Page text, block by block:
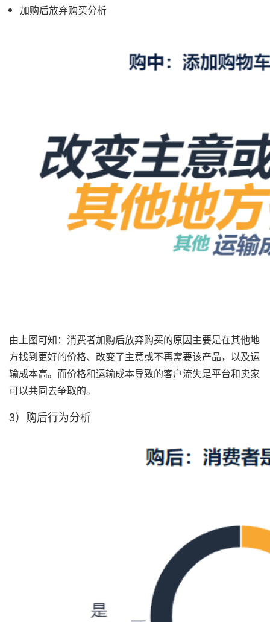
加购后放弃购买分析
由上图可知：消费者加购后放弃购买的原因主要是在其他地
方找到更好的价格、改变了主意或不再需要该产品，以及运
输成本高。而价格和运输成本导致的客户流失是平台和卖家
可以共同去争取的。
3）购后行为分析